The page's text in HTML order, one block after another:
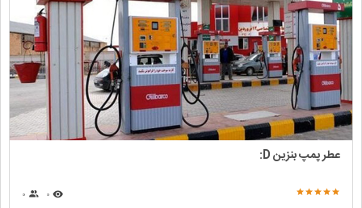
عطر پمپ بنزین D:
۰